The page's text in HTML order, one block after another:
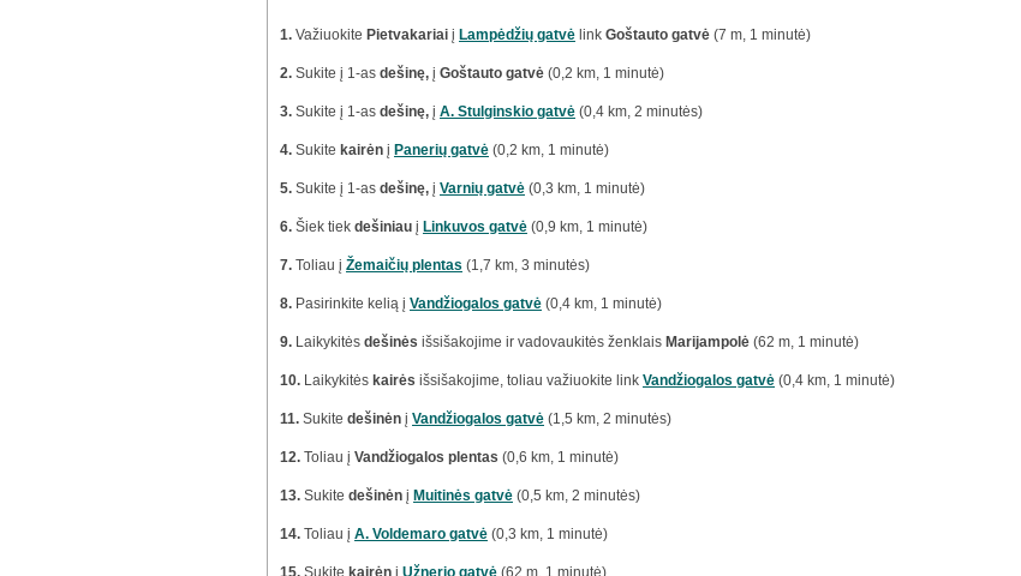
1. Važiuokite Pietvakariai į Lampėdžių gatvė link Goštauto gatvė (7 m, 1 minutė)
2. Sukite į 1-as dešinę, į Goštauto gatvė (0,2 km, 1 minutė)
3. Sukite į 1-as dešinę, į A. Stulginskio gatvė (0,4 km, 2 minutės)
4. Sukite kairėn į Panerių gatvė (0,2 km, 1 minutė)
5. Sukite į 1-as dešinę, į Varnių gatvė (0,3 km, 1 minutė)
6. Šiek tiek dešiniau į Linkuvos gatvė (0,9 km, 1 minutė)
7. Toliau į Žemaičių plentas (1,7 km, 3 minutės)
8. Pasirinkite kelią į Vandžiogalos gatvė (0,4 km, 1 minutė)
9. Laikykitės dešinės išsišakojime ir vadovaukitės ženklais Marijampolė (62 m, 1 minutė)
10. Laikykitės kairės išsišakojime, toliau važiuokite link Vandžiogalos gatvė (0,4 km, 1 minutė)
11. Sukite dešinėn į Vandžiogalos gatvė (1,5 km, 2 minutės)
12. Toliau į Vandžiogalos plentas (0,6 km, 1 minutė)
13. Sukite dešinėn į Muitinės gatvė (0,5 km, 2 minutės)
14. Toliau į A. Voldemaro gatvė (0,3 km, 1 minutė)